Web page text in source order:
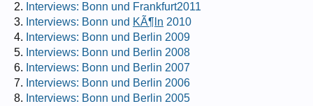
2. Interviews: Bonn und Frankfurt2011
3. Interviews: Bonn und KÃ¶ln 2010
4. Interviews: Bonn und Berlin 2009
5. Interviews: Bonn und Berlin 2008
6. Interviews: Bonn und Berlin 2007
7. Interviews: Bonn und Berlin 2006
8. Interviews: Bonn und Berlin 2005